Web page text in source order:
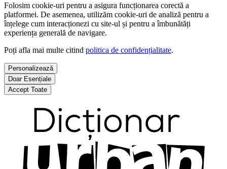
Folosim cookie-uri pentru a asigura funcționarea corectă a
platformei. De asemenea, utilizăm cookie-uri de analiză pentru a
înțelege cum interacționezi cu site-ul și pentru a îmbunătăți
experiența generală de navigare.
Poți afla mai multe citind politica de confidențialitate.
Personalizează
Doar Esențiale
Accept Toate